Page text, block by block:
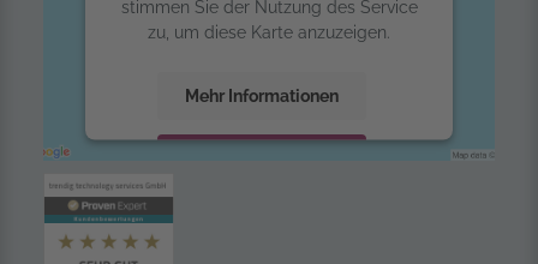
stimmen Sie der Nutzung des Service
zu, um diese Karte anzuzeigen.
Mehr Informationen
powered by